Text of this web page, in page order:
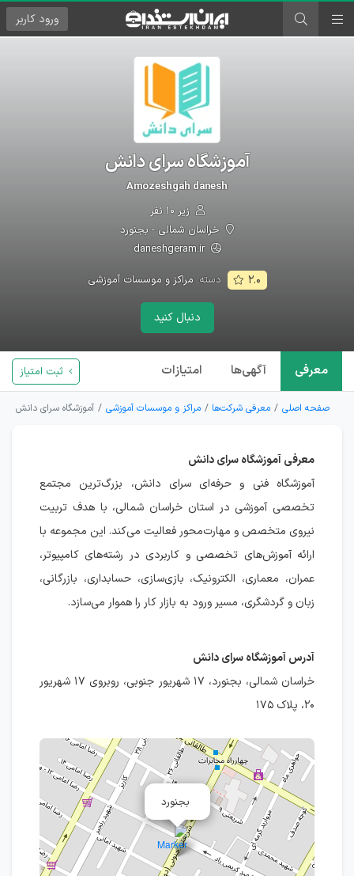
ورود کاربر
آموزشگاه سرای دانش
Amozeshgah danesh
زیر ۱۰ نفر
خراسان شمالی - بجنورد
daneshgeram.ir
۲.۰ دسته:مراکز و موسسات آموزشی
دنبال کنید
معرفی آگهی‌ها امتیازات ثبت امتیاز
صفحه اصلی معرفی شرکت‌ها مراکز و موسسات آموزشی آموزشگاه سرای دانش
معرفی آموزشگاه سرای دانش
آموزشگاه فنی و حرفه‌ای سرای دانش، بزرگ‌ترین مجتمع
تخصصی آموزشی در استان خراسان شمالی، با هدف تربیت
نیروی متخصص و مهارت‌محور فعالیت می‌کند. این مجموعه با
ارائه آموزش‌های تخصصی و کاربردی در رشته‌های کامپیوتر،
عمران، معماری، الکترونیک، بازی‌سازی، حسابداری، بازرگانی،
زبان و گردشگری، مسیر ورود به بازار کار را هموار می‌سازد.
آدرس آموزشگاه سرای دانش
خراسان شمالی، بجنورد، ۱۷ شهریور جنوبی، روبروی ۱۷ شهریور
۲۰، پلاک ۱۷۵
بجنورد